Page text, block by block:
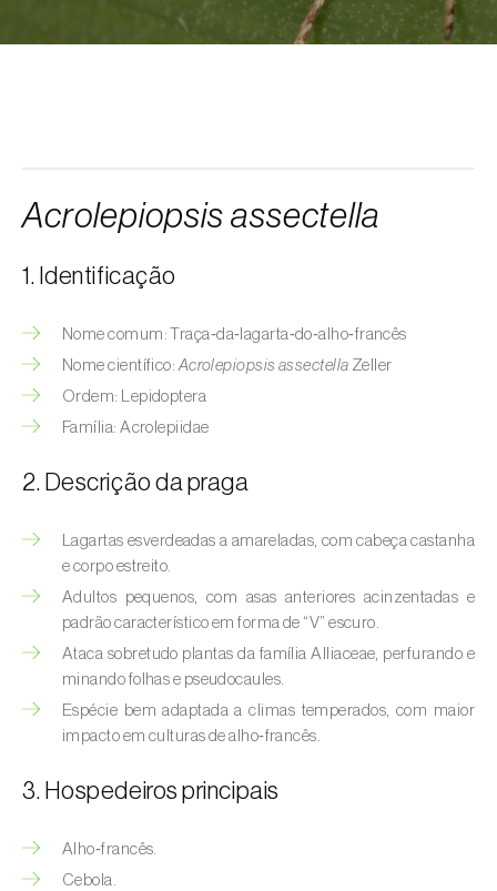
Afídeo-da-erva-maça (
Rhopalosiphum
Afídeo-das-hastes-da-roseira
(
Brachycaudus prunicola)
Afídeo-do-espinheiro (
Afídeo-farinhento-do-pessegueiro
Afídeo-lanígero-das-macieiras (
Eriosoma
lanigerum
Afídeo-negro-do-feijão (Aphis fabae
Afídeo-negro-do-pessegueiro
(
Brachycaudus persicae)
Afídeo-verde-da-ameixeira (
Afídeo-verde-da-amendoeira
Acrolepiopsis assectella
1. Identificação
Nome comum: Traça‑da‑lagarta‑do‑alho‑francês
Nome científico:Acrolepiopsis assectella Zeller
Ordem: Lepidoptera
Família: Acrolepiidae
2. Descrição da praga
Lagartas esverdeadas a amareladas, com cabeça castanha
e corpo estreito.
Adultos pequenos, com asas anteriores acinzentadas e
padrão característico em forma de “V” escuro.
Ataca sobretudo plantas da família Alliaceae, perfurando e
minando folhas e pseudocaules.
Espécie bem adaptada a climas temperados, com maior
impacto em culturas de alho‑francês.
3. Hospedeiros principais
Alho‑francês.
Cebola.